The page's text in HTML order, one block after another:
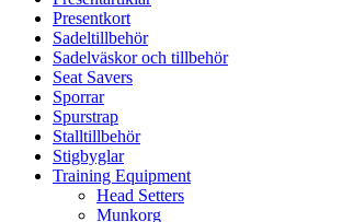
Presentkort
Sadeltillbehör
Sadelväskor och tillbehör
Seat Savers
Sporrar
Spurstrap
Stalltillbehör
Stigbyglar
Training Equipment
Head Setters
Munkorg